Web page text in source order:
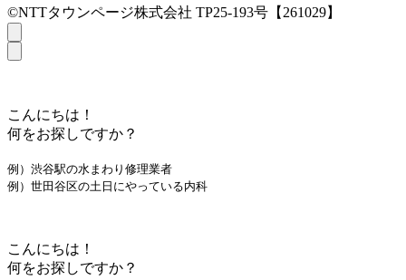
©NTTタウンページ株式会社 TP25-193号【261029】
こんにちは！
何をお探しですか？
例）渋谷駅の水まわり修理業者
例）世田谷区の土日にやっている内科
こんにちは！
何をお探しですか？